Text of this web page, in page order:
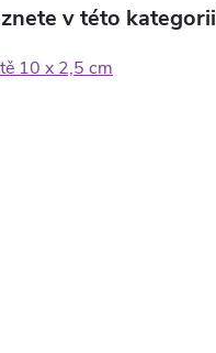
v této kategorii
10 x 2,5 cm